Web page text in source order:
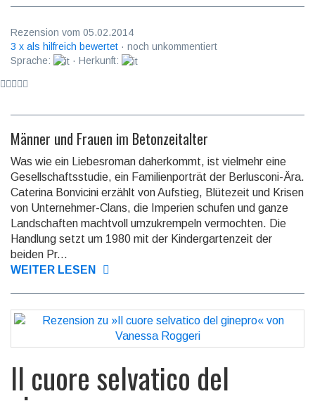
Rezension vom 05.02.2014
3 x als hilfreich bewertet · noch unkommentiert
Sprache:
· Herkunft:
Männer und Frauen im Betonzeitalter
Was wie ein Liebesroman daherkommt, ist vielmehr eine
Gesellschaftsstudie, ein Familienporträt der Ber­lusconi-Ära.
Caterina Bonvicini erzählt von Aufstieg, Blütezeit und Krisen
von Unternehmer-Clans, die Imperien schufen und ganze
Landschaften machtvoll umzukrempeln vermochten. Die
Handlung setzt um 1980 mit der Kindergartenzeit der
beiden Pr...
WEITER LESEN
Il cuore selvatico del